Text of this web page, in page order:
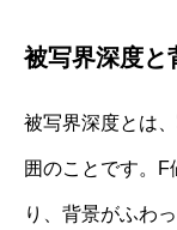
被写界深度と
被写界深度とは
囲のことです。
り、背景がふわ